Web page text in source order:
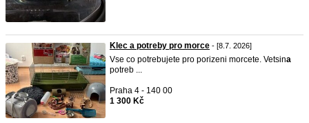
Klec a potreby pro morce - [8.7. 2026]
Vse co potrebujete pro porizeni morcete. Vetsina
potreb ...
Praha 4 - 140 00
1 300 Kč